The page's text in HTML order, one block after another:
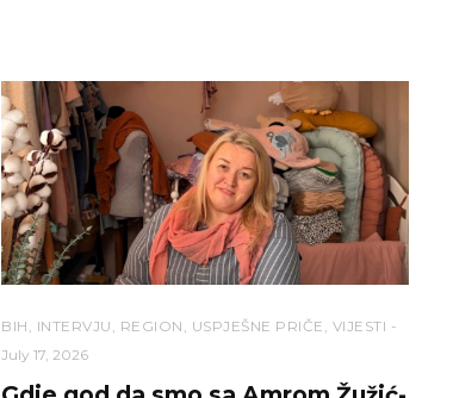
BIH INTERVJU REGION USPJEŠNE PRIČE VIJESTI
July 17, 2026